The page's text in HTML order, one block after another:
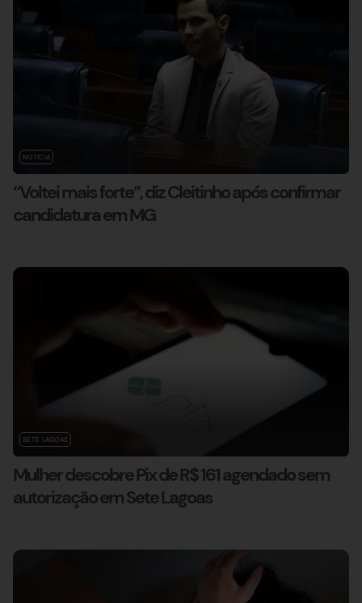
NOTÍCIA
“Voltei mais forte”, diz Cleitinho após confirmar
candidatura em MG
SETE LAGOAS
Mulher descobre Pix de R$ 161 agendado sem
autorização em Sete Lagoas